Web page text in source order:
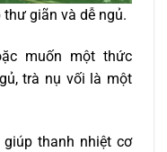
giãn và dễ ngủ.
muốn một thức
trà nụ vối là một
thanh nhiệt cơ